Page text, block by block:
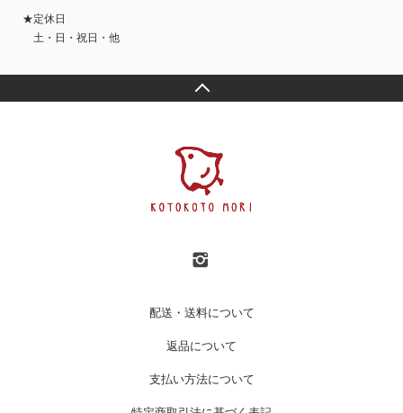
★定休日
土・日・祝日・他
配送・送料について
返品について
支払い方法について